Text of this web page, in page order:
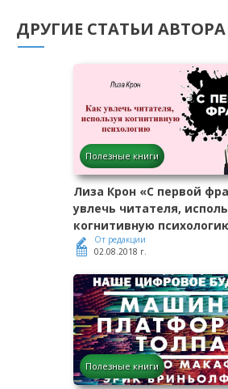
ДРУГИЕ СТАТЬИ АВТОРА
Полезные книги
Лиза Крон «С первой
увлечь читателя,
когнитивную
От редакции
02.08.2018 г.
Полезные книги